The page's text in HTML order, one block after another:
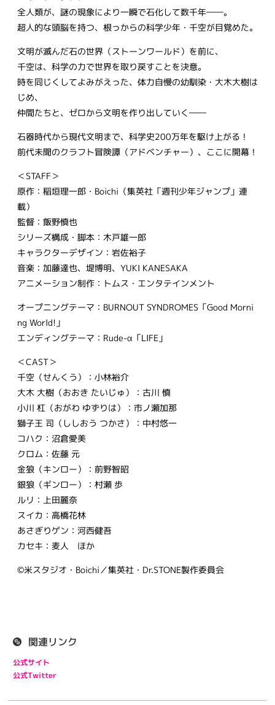
全人類が、謎の現象により一瞬で石化して数千年――。
超人的な頭脳を持つ、根っからの科学少年・千空が目覚めた。
文明が滅んだ石の世界（ストーンワールド）を前に、
千空は、科学の力で世界を取り戻すことを決意。
時を同じくしてよみがえった、体力自慢の幼馴染・大木大樹は
じめ、
仲間たちと、ゼロから文明を作り出していく――
石器時代から現代文明まで、科学史200万年を駆け上がる！
前代未聞のクラフト冒険譚（アドベンチャー）、ここに開幕！
＜STAFF＞
原作：稲垣理一郎・Boichi（集英社「週刊少年ジャンプ」連
載）
監督：飯野慎也
シリーズ構成・脚本：木戸雄一郎
キャラクターデザイン：岩佐裕子
音楽：加藤達也、堤博明、YUKI KANESAKA
アニメーション制作：トムス・エンタテインメント
オープニングテーマ：BURNOUT SYNDROMES「Good Morni
ng World!」
エンディングテーマ：Rude-α「LIFE」
＜CAST＞
千空（せんくう）：小林裕介
大木 大樹（おおき たいじゅ）：古川 慎
小川 杠（おがわ ゆずりは）：市ノ瀬加那
獅子王 司（ししおう つかさ）：中村悠一
コハク：沼倉愛美
クロム：佐藤 元
金狼（キンロー）：前野智昭
銀狼（ギンロー）：村瀬 歩
ルリ：上田麗奈
スイカ：高橋花林
あさぎりゲン：河西健吾
カセキ：麦人 ほか
©米スタジオ・Boichi／集英社・Dr.STONE製作委員会
関連リンク
公式サイト
公式Twitter